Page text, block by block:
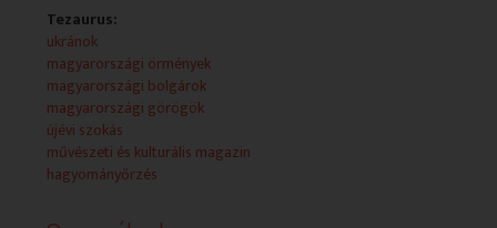
12. Kodova Michaela Műsorvezető
13. Kuruzs János Vágó
14. Nagy Evelin Gyártásvezető
15. Oláh Zoltán Operatőr
16. Pádár Márta Felelős szerkesztő
17. Pászti Rita Rendező
18. Risko Roman Hírolvasó
19. Romvári Endre Hangmérnök
Tezaurus:
ukránok
magyarországi örmények
magyarországi bolgárok
magyarországi görögök
újévi szokás
művészeti és kulturális magazin
hagyományőrzés